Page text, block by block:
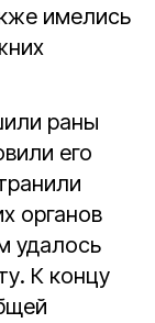
имелись
раны
его
органов
удалось
К концу